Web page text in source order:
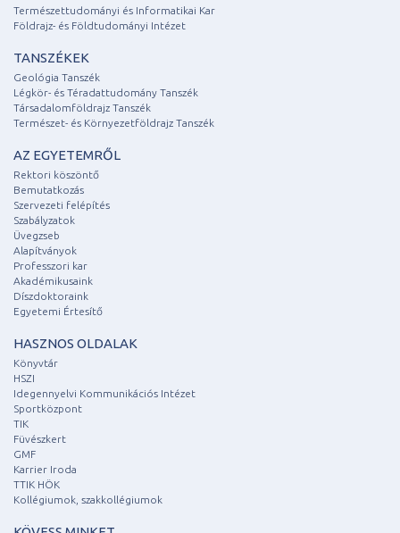
Természettudományi és Informatikai Kar
Földrajz- és Földtudományi Intézet
TANSZÉKEK
Geológia Tanszék
Légkör- és Téradattudomány Tanszék
Társadalomföldrajz Tanszék
Természet- és Környezetföldrajz Tanszék
AZ EGYETEMRŐL
Rektori köszöntő
Bemutatkozás
Szervezeti felépítés
Szabályzatok
Üvegzseb
Alapítványok
Professzori kar
Akadémikusaink
Díszdoktoraink
Egyetemi Értesítő
HASZNOS OLDALAK
Könyvtár
HSZI
Idegennyelvi Kommunikációs Intézet
Sportközpont
TIK
Füvészkert
GMF
Karrier Iroda
TTIK HÖK
Kollégiumok, szakkollégiumok